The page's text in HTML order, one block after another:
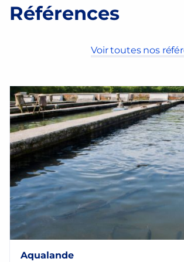
Références
Voir toutes nos
Aqualande